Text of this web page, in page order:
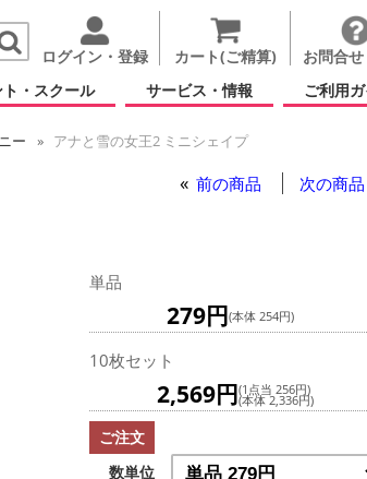
ログイン・登録 カート(ご精算)
お問合
・スクール サービス・情報 ご利用
ー アナと雪の女王2 ミニシェイプ
前の商品 次の商品
単品
279円(本体 254円)
10枚セット
2,569円(1点当 256円)
(本体 2,336円)
ご注文
数単位